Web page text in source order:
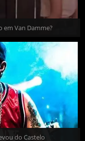
Van Damme?
do Castelo